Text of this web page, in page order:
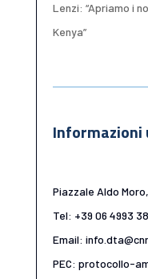
Lenzi: “Apriamo i
Kenya”
Informazioni
Piazzale Aldo
Tel: +39 06 4993
Email:
PEC: protocollo-